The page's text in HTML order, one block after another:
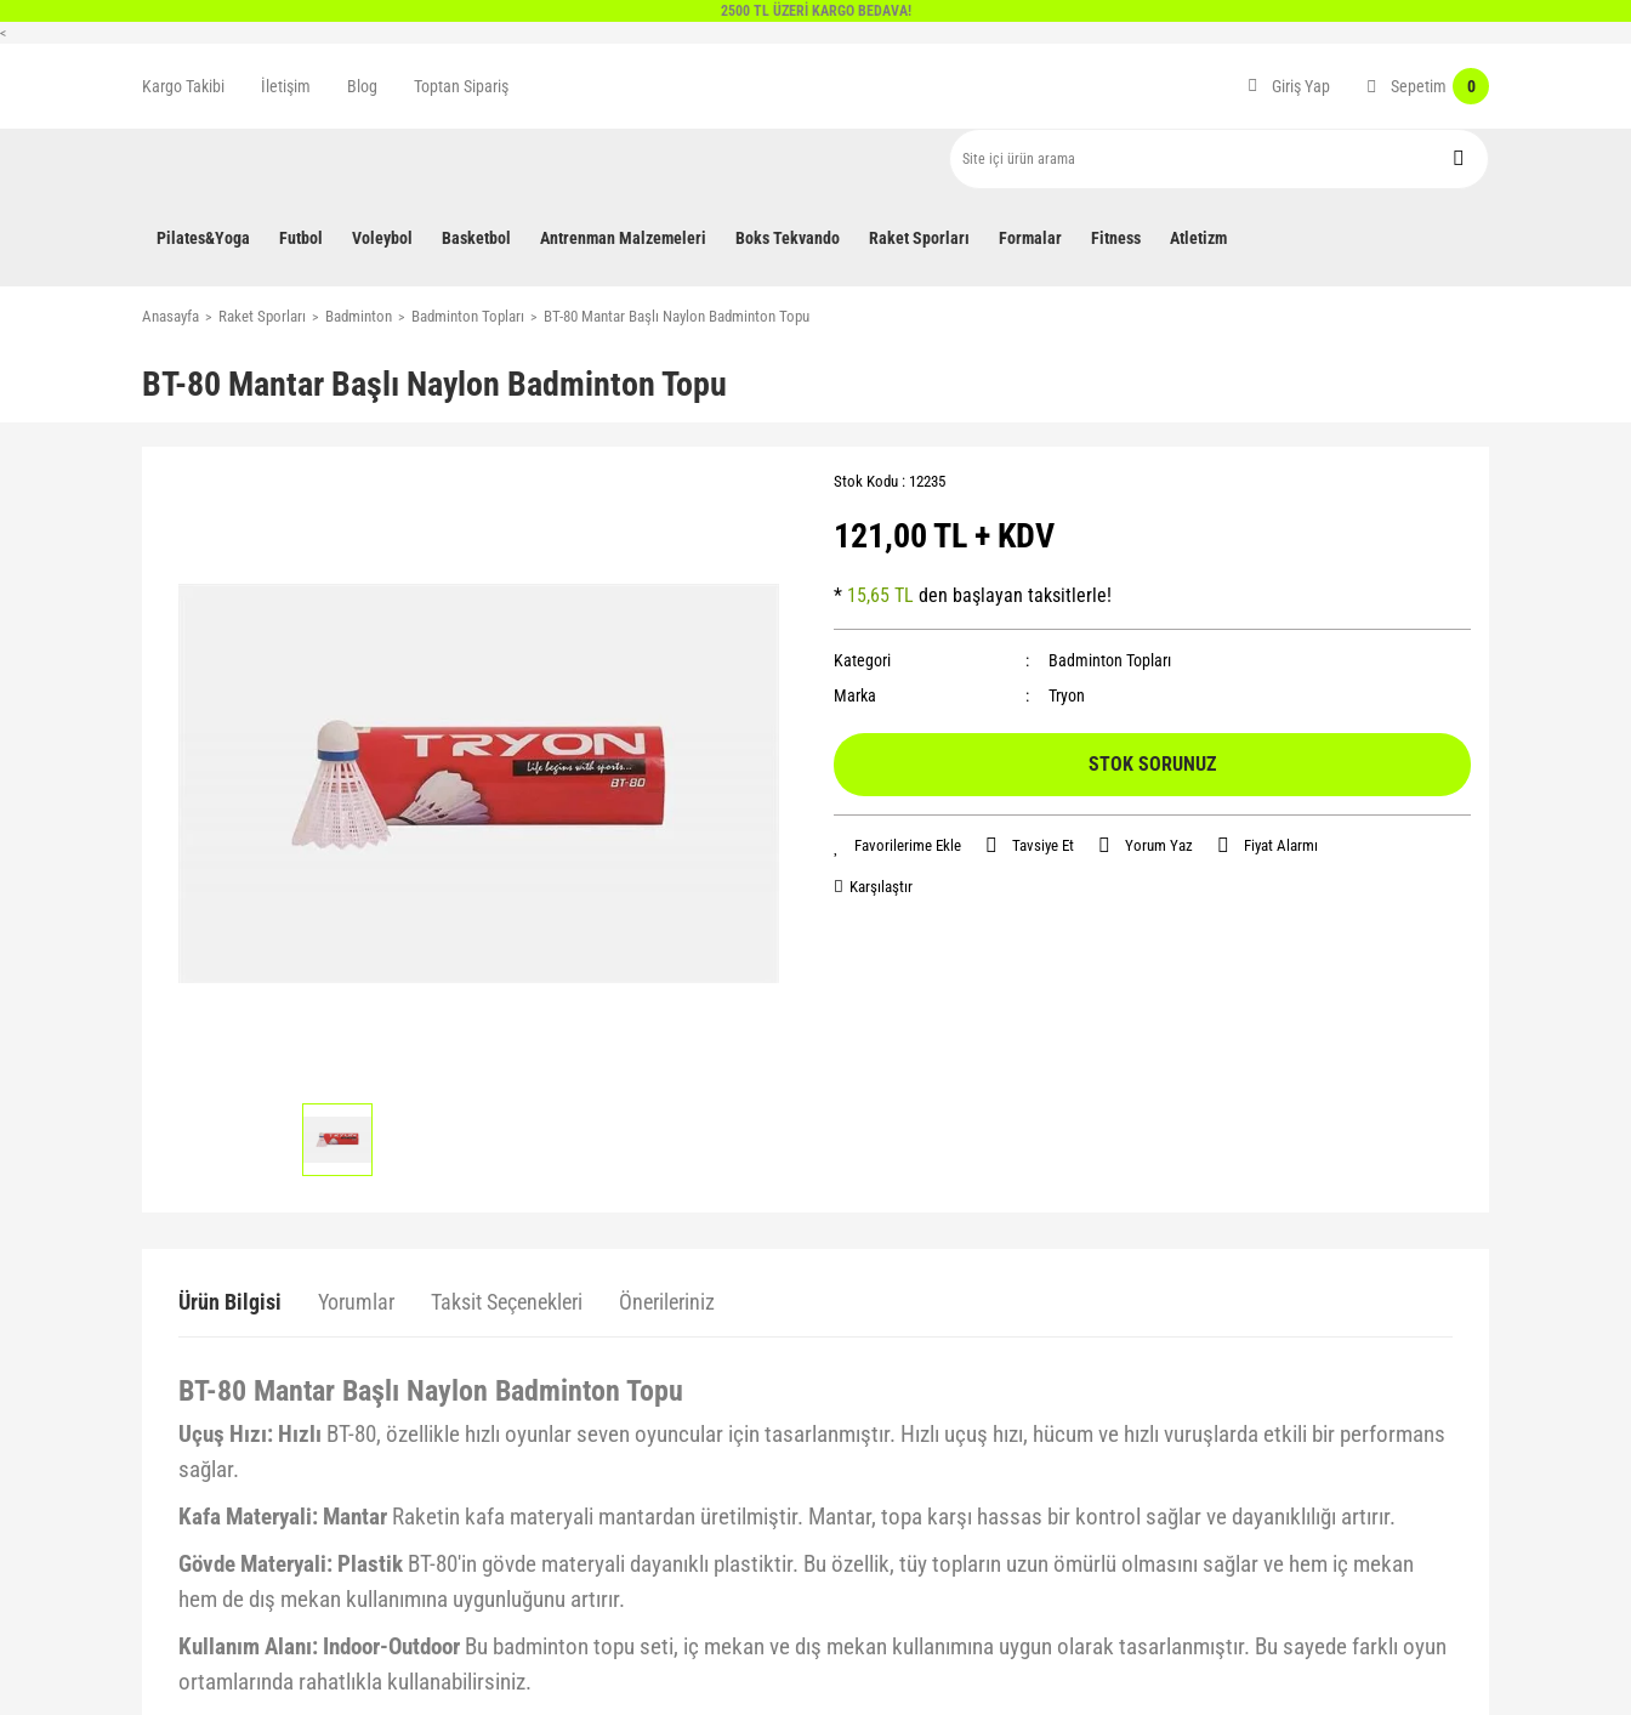
2500 TL ÜZERİ KARGO BEDAVA!
<
Kargo Takibi İletişim Blog Toptan Sipariş Giriş Yap Sepetim 0
Pilates&Yoga Futbol Voleybol Basketbol Antrenman Malzemeleri Boks Tekvando Raket Sporları Formalar Fitness Atletizm
Anasayfa Raket Sporları Badminton Badminton Topları BT-80 Mantar Başlı Naylon Badminton Topu
BT-80 Mantar Başlı Naylon Badminton Topu
Stok Kodu : 12235
121,00 TL + KDV
* 15,65 TL den başlayan taksitlerle!
Kategori
Badminton Topları
Marka
Tryon
STOK SORUNUZ
Tavsiye Et Yorum Yaz Fiyat Alarmı
Karşılaştır
Ürün Bilgisi Yorumlar Taksit Seçenekleri Önerileriniz
BT-80 Mantar Başlı Naylon Badminton Topu
Uçuş Hızı: Hızlı BT-80, özellikle hızlı oyunlar seven oyuncular için tasarlanmıştır. Hızlı uçuş hızı, hücum ve hızlı vuruşlarda etkili bir performans
sağlar.
Kafa Materyali: Mantar Raketin kafa materyali mantardan üretilmiştir. Mantar, topa karşı hassas bir kontrol sağlar ve dayanıklılığı artırır.
Gövde Materyali: Plastik BT-80'in gövde materyali dayanıklı plastiktir. Bu özellik, tüy topların uzun ömürlü olmasını sağlar ve hem iç mekan
hem de dış mekan kullanımına uygunluğunu artırır.
Kullanım Alanı: Indoor-Outdoor Bu badminton topu seti, iç mekan ve dış mekan kullanımına uygun olarak tasarlanmıştır. Bu sayede farklı oyun
ortamlarında rahatlıkla kullanabilirsiniz.